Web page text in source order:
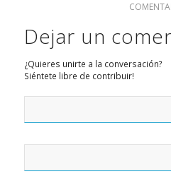
Dejar un
¿Quieres unirte a la conversación?
Siéntete libre de contribuir!